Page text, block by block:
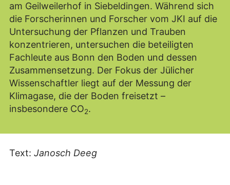
am Geilweilerhof in Siebeldingen. Während sich
die Forscherinnen und Forscher vom JKI auf die
Untersuchung der Pflanzen und Trauben
konzentrieren, untersuchen die beteiligten
Fachleute aus Bonn den Boden und dessen
Zusammensetzung. Der Fokus der Jülicher
Wissenschaftler liegt auf der Messung der
Klimagase, die der Boden freisetzt –
insbesondere CO2.
Text: Janosch Deeg